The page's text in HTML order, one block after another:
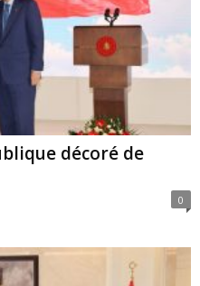
décoré de
0